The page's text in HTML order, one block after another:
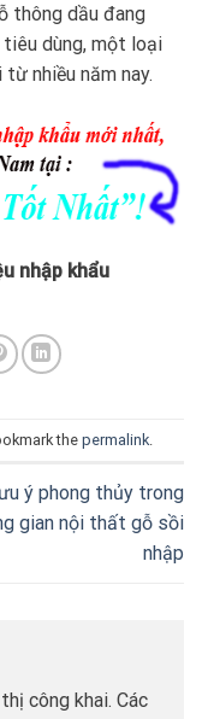
thông dầu đang
dùng, một loại
nhiều năm nay.
nhập khẩu
the permalink
ý phong thủy trong
gian nội thất gỗ sồi
nhập
công khai. Các